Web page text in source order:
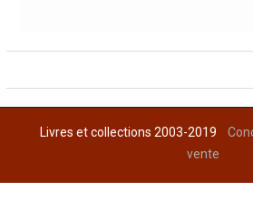
Livres et collections 2003-2019
vente